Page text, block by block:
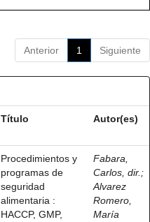
Anterior 1 Siguiente
Título Autor(es)
Procedimientos y
programas de
seguridad
alimentaria :
HACCP, GMP,
Fabara,
Carlos, dir. ;
Alvarez
Romero,
María